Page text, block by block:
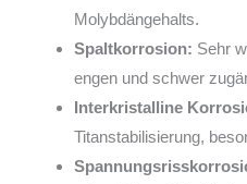
Molybdängehalts.
Spaltkorrosion: Sehr
engen und schwer
Interkristalline
Titanstabilisierung,